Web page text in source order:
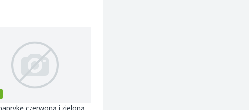
czerwoną i zieloną